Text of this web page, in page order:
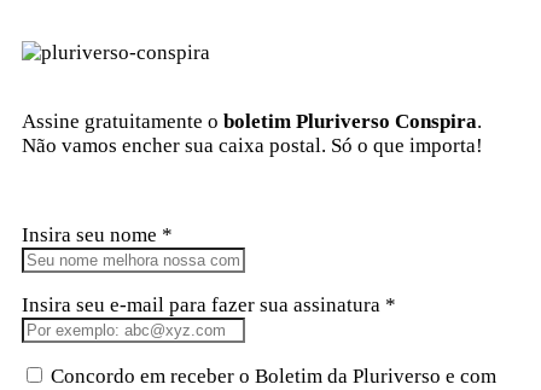
Assine gratuitamente o boletim Pluriverso Conspira.
Não vamos encher sua caixa postal. Só o que importa!
Insira seu nome *
Insira seu e-mail para fazer sua assinatura *
Concordo em receber o Boletim da Pluriverso e com